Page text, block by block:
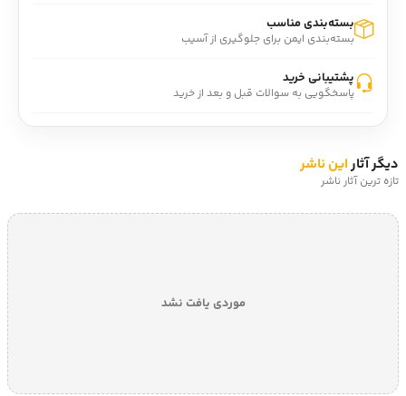
بسته‌بندی مناسب
بسته‌بندی ایمن برای جلوگیری از آسیب
پشتیبانی خرید
پاسخگویی به سوالات قبل و بعد از خرید
دیگر آثاراین ناشر
تازه ترین آثار ناشر
موردی یافت نشد